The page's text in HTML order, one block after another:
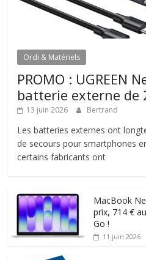
Ordi & Matériels
PROMO : UGREEN
batterie externe de
13 juin 2026 Bertrand
Les batteries externes ont
de secours pour smartphones
certains fabricants ont
MacBook
prix, 714 €
Go !
11 juin 2026